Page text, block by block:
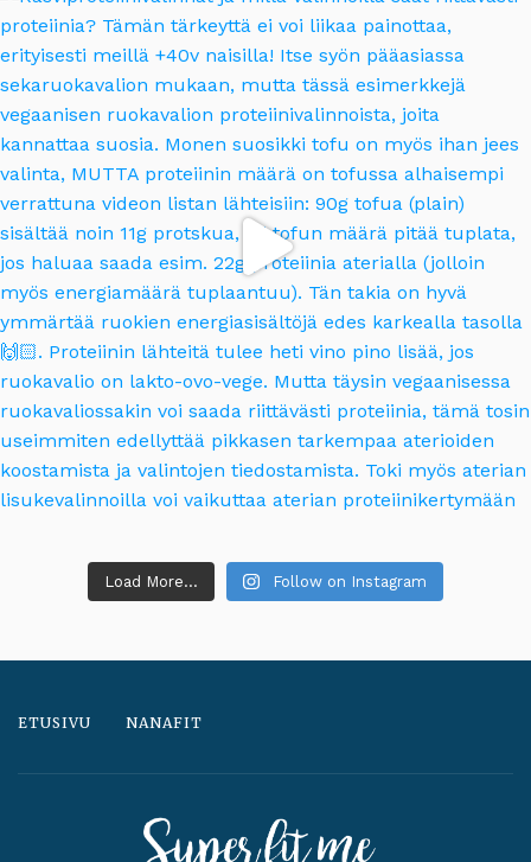
Load More... Follow on Instagram
ETUSIVU NANAFIT